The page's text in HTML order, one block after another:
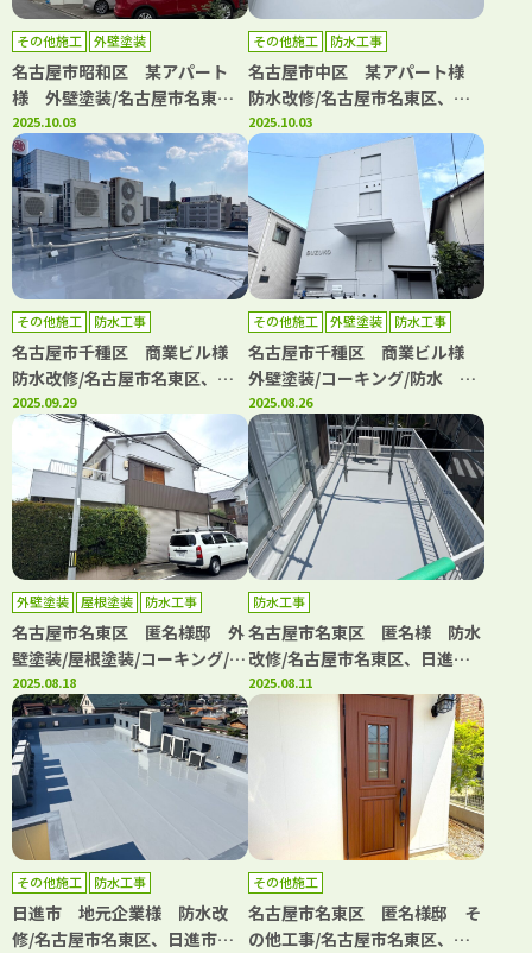
その他施工 外壁塗装
名古屋市昭和区 某アパート
様 外壁塗装/名古屋市名東
区、日進市、長久手市の外壁塗
装屋根塗装専門店【フルヤマ塗
装店】
2025.10.03
その他施工 防水工事
名古屋市中区 某アパート様
防水改修/名古屋市名東区、日
進市、長久手市の外壁塗装屋根
塗装専門店【フルヤマ塗装店】
2025.10.03
その他施工 防水工事
名古屋市千種区 商業ビル様
防水改修/名古屋市名東区、日
進市、長久手市の外壁塗装屋根
塗装専門店【フルヤマ塗装店】
2025.09.29
その他施工 外壁塗装 防水工事
名古屋市千種区 商業ビル様
外壁塗装/コーキング/防水 名
古屋市名東区、日進市の外壁塗
装屋根塗装専門店【フルヤマ塗
装店】
2025.08.26
外壁塗装 屋根塗装 防水工事
名古屋市名東区 匿名様邸 外
壁塗装/屋根塗装/コーキング/名
古屋市名東区、日進市の外壁塗
装屋根塗装専門店【フルヤマ塗
装店】
2025.08.18
防水工事
名古屋市名東区 匿名様 防水
改修/名古屋市名東区、日進
市、長久手市の外壁塗装屋根塗
装専門店【フルヤマ塗装店】
2025.08.11
その他施工 防水工事
日進市 地元企業様 防水改
修/名古屋市名東区、日進市、
その他施工
名古屋市名東区 匿名様邸 そ
の他工事/名古屋市名東区、日